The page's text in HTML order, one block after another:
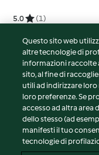
5.0 (1)
© Copyright 2026
Termini del servizio
Informativa sulla
Avvertenze generali
Note legali
Questo sito web
altre tecnologie di
informazioni raccolte
sito, al fine di
utili ad indirizzare
loro preferenze. Se
accesso ad altra area
dello stesso (ad
manifesti il tuo
tecnologie di